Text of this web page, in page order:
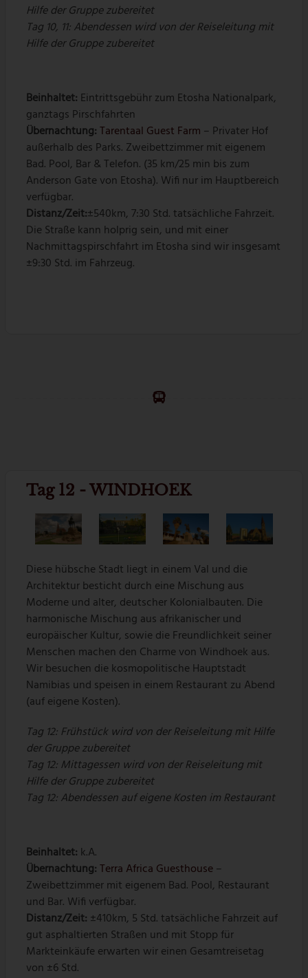
Hilfe der Gruppe zubereitet
Tag 10, 11: Abendessen wird von der Reiseleitung mit
Hilfe der Gruppe zubereitet
Beinhaltet: Eintrittsgebühr zum Etosha Nationalpark,
ganztags Pirschfahrten
Übernachtung:Tarentaal Guest Farm – Privater Hof
außerhalb des Parks. Zweibettzimmer mit eigenem
Bad. Pool, Bar & Telefon. (35 km/25 min bis zum
Anderson Gate von Etosha). Wifi nur im Hauptbereich
verfügbar.
Distanz/Zeit:±540km, 7:30 Std. tatsächliche Fahrzeit.
Die Straße kann holprig sein, und mit einer
Nachmittagspirschfahrt im Etosha sind wir insgesamt
±9:30 Std. im Fahrzeug.
Tag 12 - WINDHOEK
Diese hübsche Stadt liegt in einem Val und die
Architektur besticht durch eine Mischung aus
Moderne und alter, deutscher Kolonialbauten. Die
harmonische Mischung aus afrikanischer und
europäischer Kultur, sowie die Freundlichkeit seiner
Menschen machen den Charme von Windhoek aus.
Wir besuchen die kosmopolitische Hauptstadt
Namibias und speisen in einem Restaurant zu Abend
(auf eigene Kosten).
Tag 12: Frühstück wird von der Reiseleitung mit Hilfe
der Gruppe zubereitet
Tag 12: Mittagessen wird von der Reiseleitung mit
Hilfe der Gruppe zubereitet
Tag 12: Abendessen auf eigene Kosten im Restaurant
Beinhaltet: k.A.
Übernachtung:Terra Africa Guesthouse–
Zweibettzimmermit eigenem Bad. Pool, Restaurant
und Bar. Wifi verfügbar.
Distanz/Zeit: ±410km, 5 Std. tatsächliche Fahrzeit auf
gut asphaltierten Straßen und mit Stopp für
Markteinkäufe erwarten wir einen Gesamtreisetag
von ±6 Std.